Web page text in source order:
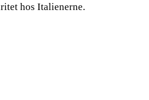
hos Italienerne.